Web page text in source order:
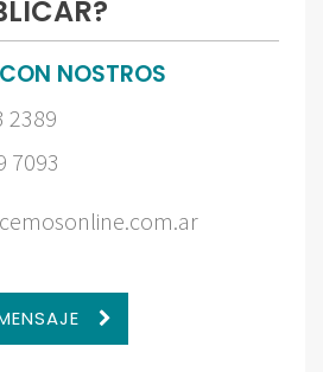
NOSTROS
2389
7093